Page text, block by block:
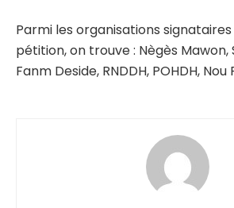
Parmi les organisations
pétition, on trouve : Nègès Mawon,
Fanm Deside, RNDDH, POHDH, Nou